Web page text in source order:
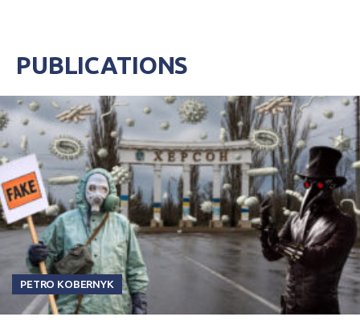
PUBLICATIONS
PETRO KOBERNYK